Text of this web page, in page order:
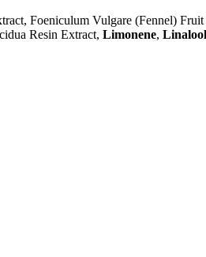
Foeniculum Vulgare (Fennel)
Resin Extract, Limonene, Linalool